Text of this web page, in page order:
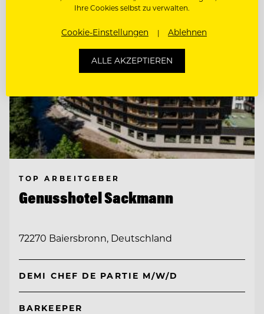
TOP ARBEITGEBER
Genusshotel Sackmann
72270 Baiersbronn, Deutschland
DEMI CHEF DE PARTIE M/W/D
BARKEEPER
Ihre Cookies selbst zu verwalten.
Cookie-Einstellungen Ablehnen
ALLE AKZEPTIEREN